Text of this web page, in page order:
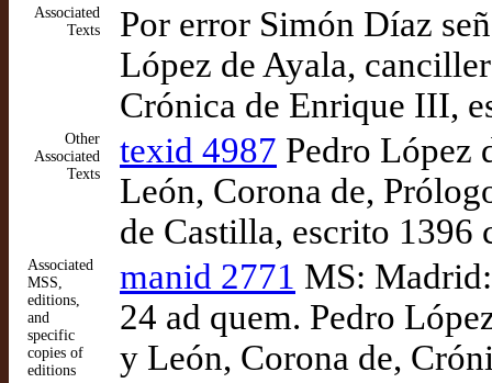
Associated
Texts
Por error Simón Díaz
López de Ayala,
Crónica de Enrique III,
Other
Associated
Texts
texid 4987 Pedro López
León, Corona de,
de Castilla, escrito 1396
Associated
MSS,
editions,
and
specific
copies of
editions
manid 2771 MS:
24 ad quem. Pedro
y León, Corona de,